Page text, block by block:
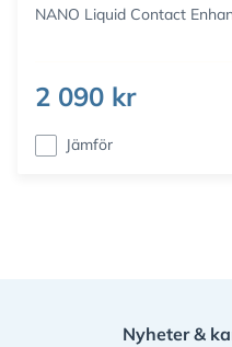
NANO Liquid Contact
2 090 kr
Jämför
Nyheter &